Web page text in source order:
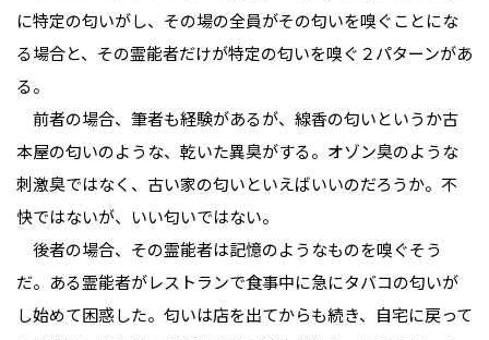
に特定の匂いがし、その場の全員がその匂いを嗅ぐことにな
る場合と、その霊能者だけが特定の匂いを嗅ぐ２パターンがあ
る。
前者の場合、筆者も経験があるが、線香の匂いというか古
本屋の匂いのような、乾いた異臭がする。オゾン臭のような
刺激臭ではなく、古い家の匂いといえばいいのだろうか。不
快ではないが、いい匂いではない。
後者の場合、その霊能者は記憶のようなものを嗅ぐそう
だ。ある霊能者がレストランで食事中に急にタバコの匂いが
し始めて困惑した。匂いは店を出てからも続き、自宅に戻って